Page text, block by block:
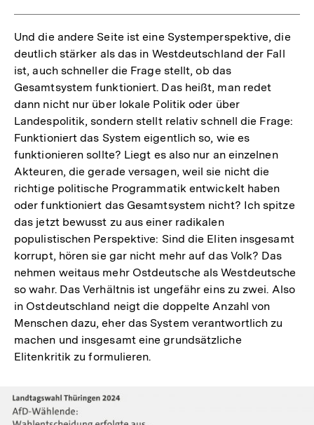
Und die andere Seite ist eine Systemperspektive, die
deutlich stärker als das in Westdeutschland der Fall
ist, auch schneller die Frage stellt, ob das
Gesamtsystem funktioniert. Das heißt, man redet
dann nicht nur über lokale Politik oder über
Landespolitik, sondern stellt relativ schnell die Frage:
Funktioniert das System eigentlich so, wie es
funktionieren sollte? Liegt es also nur an einzelnen
Akteuren, die gerade versagen, weil sie nicht die
richtige politische Programmatik entwickelt haben
oder funktioniert das Gesamtsystem nicht? Ich spitze
das jetzt bewusst zu aus einer radikalen
populistischen Perspektive: Sind die Eliten insgesamt
korrupt, hören sie gar nicht mehr auf das Volk? Das
nehmen weitaus mehr Ostdeutsche als Westdeutsche
so wahr. Das Verhältnis ist ungefähr eins zu zwei. Also
in Ostdeutschland neigt die doppelte Anzahl von
Menschen dazu, eher das System verantwortlich zu
machen und insgesamt eine grundsätzliche
Elitenkritik zu formulieren.